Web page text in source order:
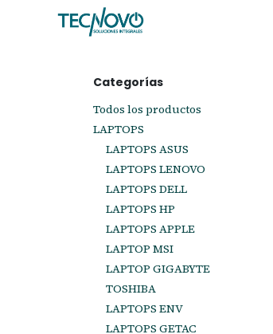
Categorías
Todos los productos
LAPTOPS
LAPTOPS ASUS
LAPTOPS LENOVO
LAPTOPS DELL
LAPTOPS HP
LAPTOPS APPLE
LAPTOP MSI
LAPTOP GIGABYTE
TOSHIBA
LAPTOPS ENV
LAPTOPS GETAC